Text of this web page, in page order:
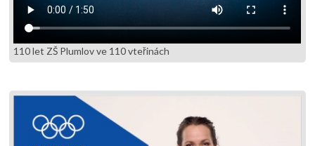
110 let ZŠ Plumlov ve 110 vteřinách